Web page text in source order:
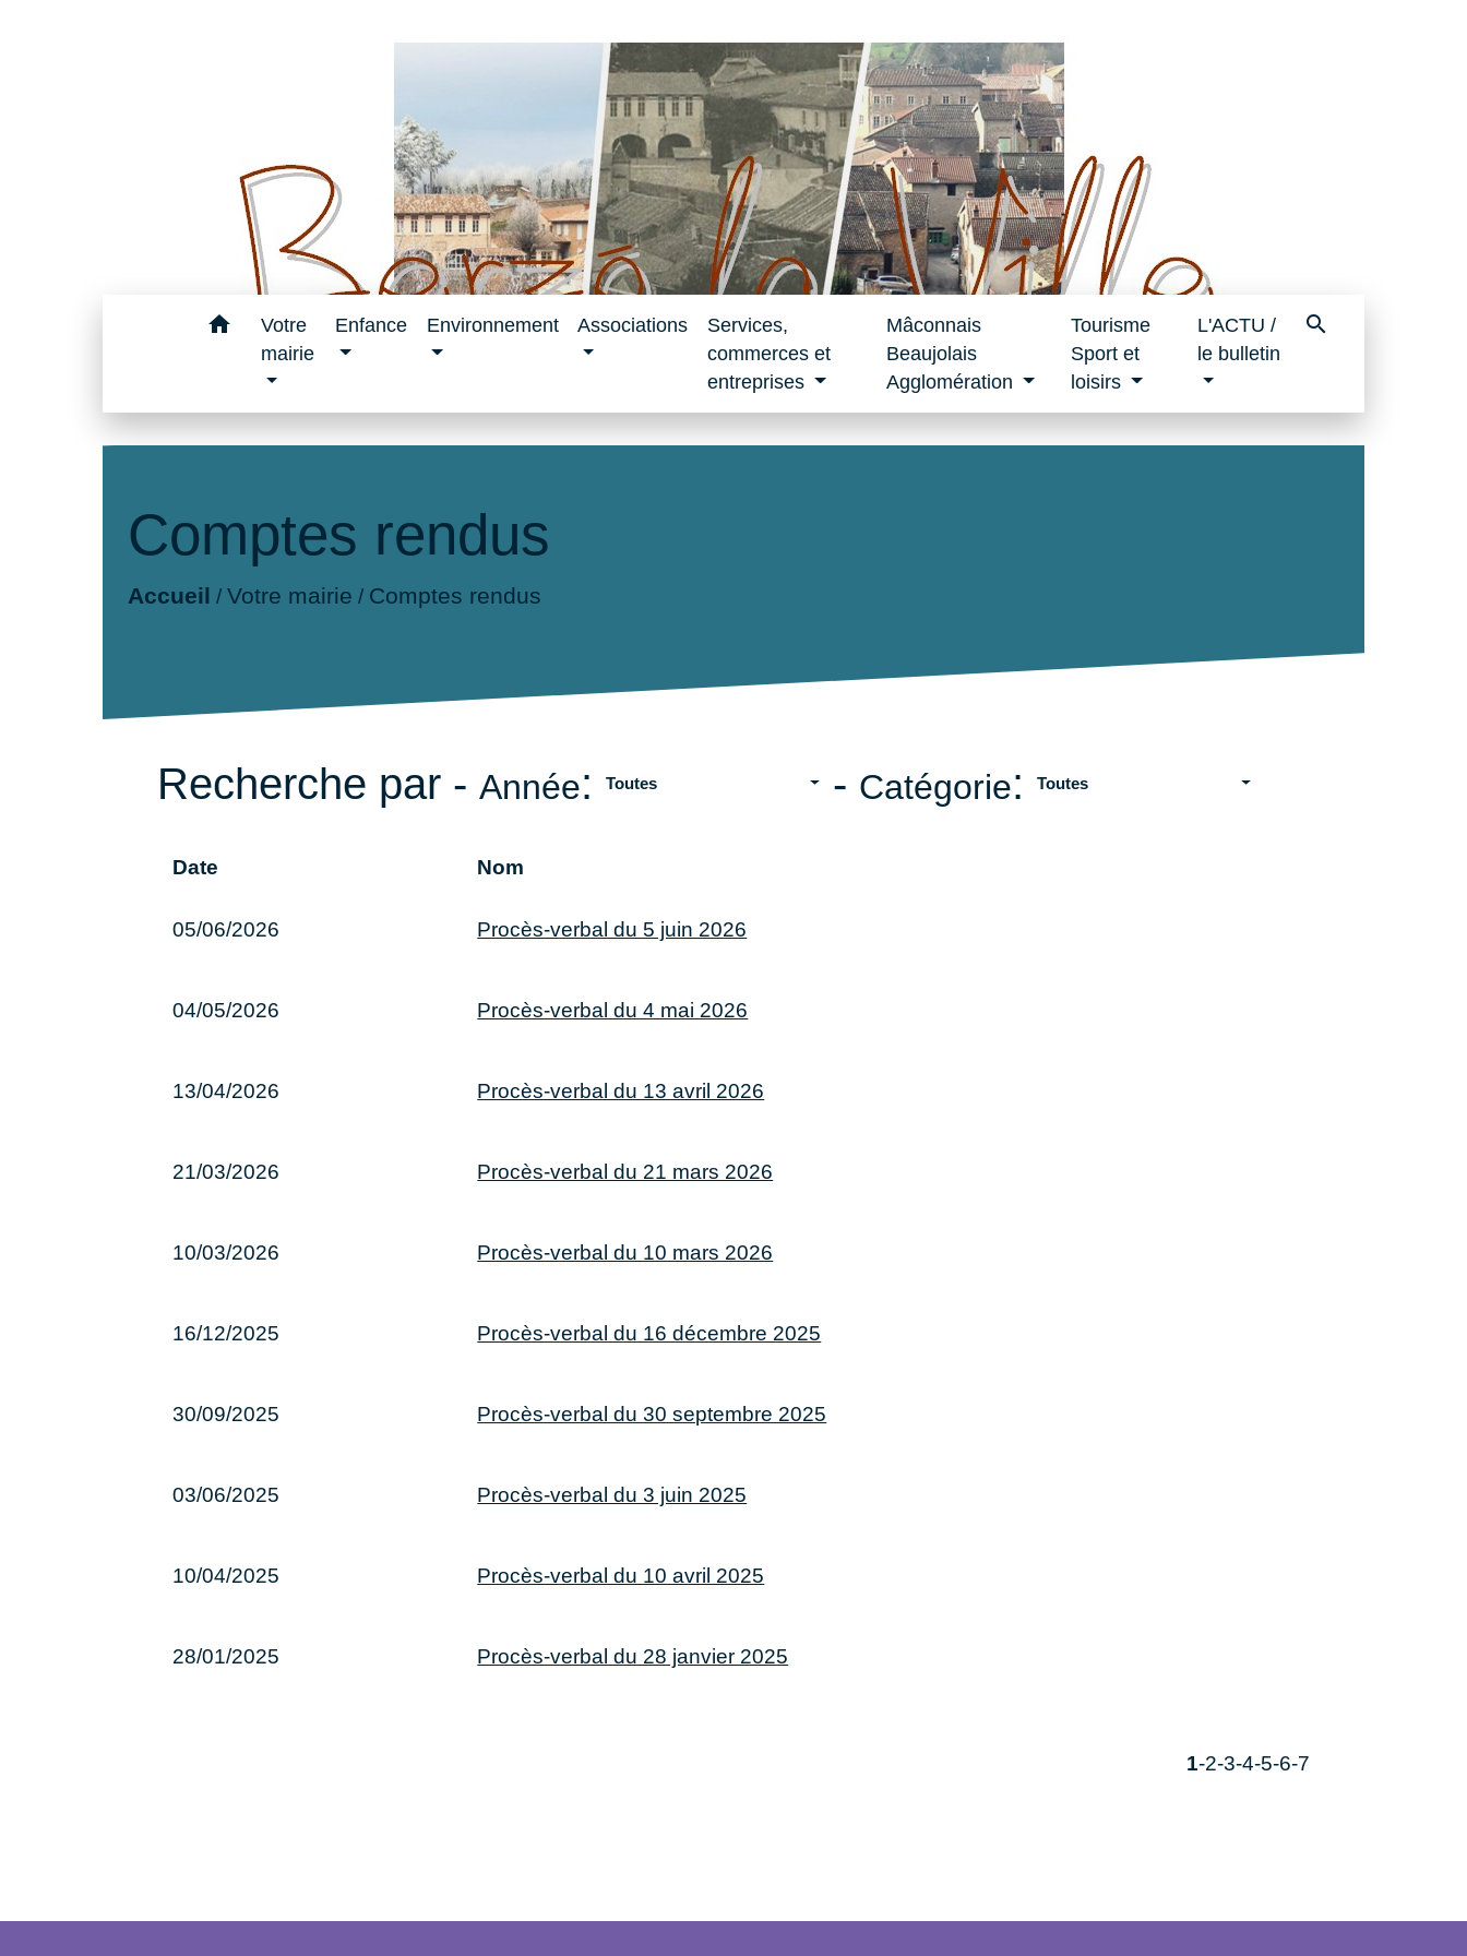
home
Votre
mairie
Enfance Environnement Associations
Services,
commerces et
entreprises
Mâconnais
Beaujolais
Agglomération
Tourisme
Sport et
loisirs
L'ACTU /
le bulletin
search
Comptes rendus
Accueil / Votre mairie / Comptes rendus
Recherche par -Année: Toutes - Catégorie: Toutes
Date Nom
05/06/2026 Procès-verbal du 5 juin 2026
04/05/2026 Procès-verbal du 4 mai 2026
13/04/2026 Procès-verbal du 13 avril 2026
21/03/2026 Procès-verbal du 21 mars 2026
10/03/2026 Procès-verbal du 10 mars 2026
16/12/2025 Procès-verbal du 16 décembre 2025
30/09/2025 Procès-verbal du 30 septembre 2025
03/06/2025 Procès-verbal du 3 juin 2025
10/04/2025 Procès-verbal du 10 avril 2025
28/01/2025 Procès-verbal du 28 janvier 2025
1-2-3-4-5-6-7